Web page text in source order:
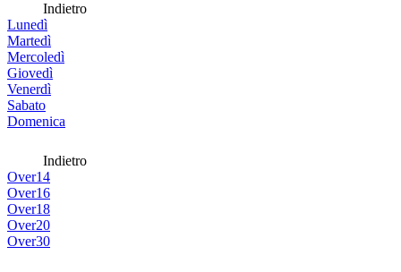
Indietro
Lunedì
Martedì
Mercoledì
Giovedì
Venerdì
Sabato
Domenica
Indietro
Over14
Over16
Over18
Over20
Over30